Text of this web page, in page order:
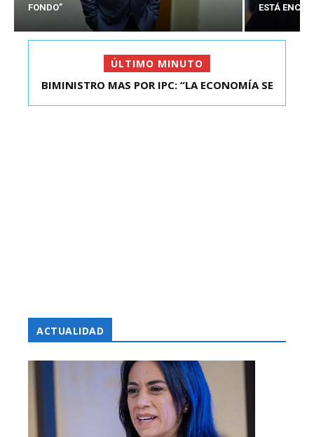
FONDO”
ESTÁ
ÚLTIMO MINUTO
KAST SE REUNIÓ CON EL PRESIDENTE ELECTO DE
BIMINISTRO MAS POR IPC: “LA ECONOMÍA SE
ACTUALIDAD